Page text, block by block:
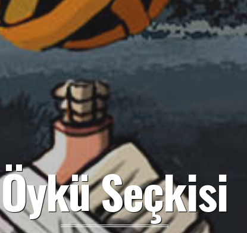
Öykü Seçkisi